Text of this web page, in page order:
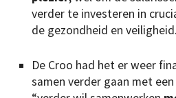
verder te investeren in
de gezondheid en
De Croo had het er weer
samen verder gaan met een